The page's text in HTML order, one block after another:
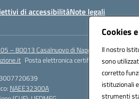
Cookies
Il nostro
sono
corretto
istituzionali
strumenti
di accessibilitàNote legali
– 80013 Casalnuovo di Napoli
Posta elettronica certificata (PEC):
NAEE32300A